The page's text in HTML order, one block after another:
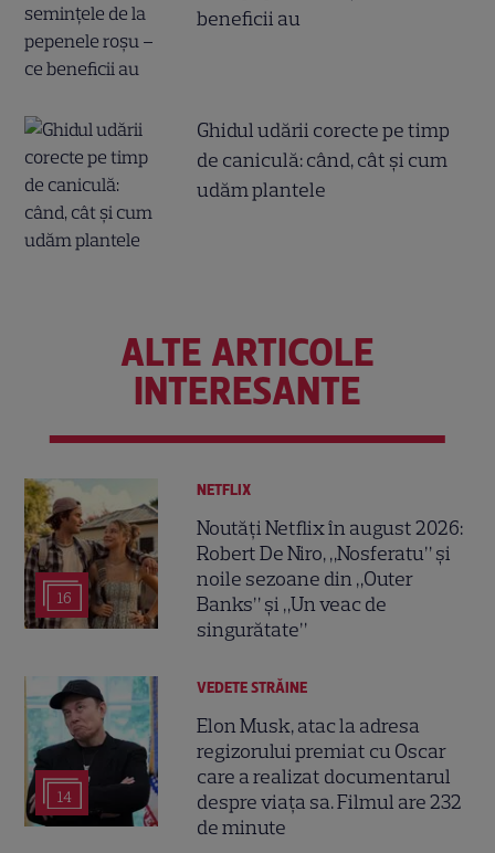
beneficii au
Ghidul udării corecte pe timp
de caniculă: când, cât şi cum
udăm plantele
ALTE ARTICOLE
INTERESANTE
16
NETFLIX
Noutăți Netflix în august 2026:
Robert De Niro, „Nosferatu” și
noile sezoane din „Outer
Banks” și „Un veac de
singurătate”
14
VEDETE STRĂINE
Elon Musk, atac la adresa
regizorului premiat cu Oscar
care a realizat documentarul
despre viața sa. Filmul are 232
de minute